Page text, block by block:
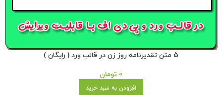
5 متن تقدیرنامه روز زن در قالب ورد ( رایگان )
0 تومان
افزودن به سبد خرید